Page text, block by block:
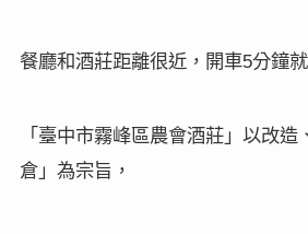
餐廳和酒莊距離很近，開車5分鐘
「臺中市霧峰區農會酒莊」 以改造
倉」為宗旨，